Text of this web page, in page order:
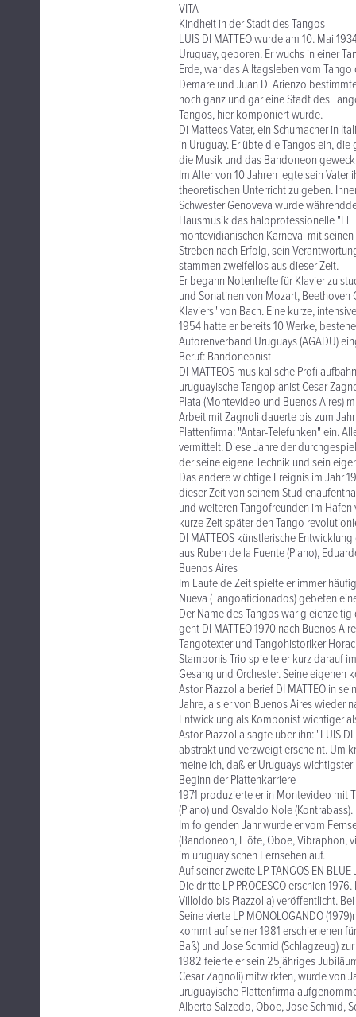
VITA
Kindheit in der Stadt des Tangos
LUIS DI MATTEO wurde am 10. Mai
Uruguay, geboren. Er wuchs in einer
Erde, war das Alltagsleben vom
Demare und Juan D' Arienzo
noch ganz und gar eine Stadt des
Tangos, hier komponiert wurde.
Di Matteos Vater, ein Schumacher in
in Uruguay. Er übte die Tangos ein,
die Musik und das Bandoneon
Im Alter von 10 Jahren legte sein
theoretischen Unterricht zu geben.
Schwester Genoveva wurde
Hausmusik das halbprofessionelle "El
montevidianischen Karneval mit
Streben nach Erfolg, sein
stammen zweifellos aus dieser Zeit.
Er begann Notenhefte für Klavier zu
und Sonatinen von Mozart,
Klaviers" von Bach. Eine kurze,
1954 hatte er bereits 10 Werke,
Autorenverband Uruguays (AGADU)
Beruf: Bandoneonist
DI MATTEOS musikalische
uruguayische Tangopianist Cesar
Plata (Montevideo und Buenos Aires)
Arbeit mit Zagnoli dauerte bis zum
Plattenfirma: "Antar-Telefunken" ein.
vermittelt. Diese Jahre der
der seine eigene Technik und sein
Das andere wichtige Ereignis im Jahr
dieser Zeit von seinem
und weiteren Tangofreunden im
kurze Zeit später den Tango
DI MATTEOS künstlerische
aus Ruben de la Fuente (Piano),
Buenos Aires
Im Laufe de Zeit spielte er immer
Nueva (Tangoaficionados) gebeten
Der Name des Tangos war gleichzeitig
geht DI MATTEO 1970 nach Buenos
Tangotexter und Tangohistoriker
Stamponis Trio spielte er kurz darauf
Gesang und Orchester. Seine
Astor Piazzolla berief DI MATTEO in
Jahre, als er von Buenos Aires wieder
Entwicklung als Komponist wichtiger
Astor Piazzolla sagte über ihn: "LUIS
abstrakt und verzweigt erscheint. Um
meine ich, daß er Uruguays
Beginn der Plattenkarriere
1971 produzierte er in Montevideo mit
(Piano) und Osvaldo Nole (Kontrabass).
Im folgenden Jahr wurde er vom
(Bandoneon, Flöte, Oboe, Vibraphon,
im uruguayischen Fernsehen auf.
Auf seiner zweite LP TANGOS EN
Die dritte LP PROCESCO erschien
Villoldo bis Piazzolla) veröffentlicht.
Seine vierte LP MONOLOGANDO
kommt auf seiner 1981 erschienenen
Baß) und Jose Schmid (Schlagzeug)
1982 feierte er sein 25jähriges
Cesar Zagnoli) mitwirkten, wurde von
uruguayische Plattenfirma
Alberto Salzedo, Oboe, Jose Schmid,